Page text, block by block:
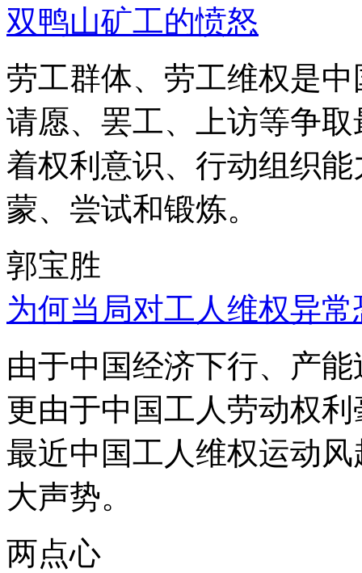
双鸭山矿工的愤怒
劳工群体、劳工维权是
请愿、罢工、上访等争
着权利意识、行动组织
蒙、尝试和锻炼。
郭宝胜
为何当局对工人维权异
由于中国经济下行、产
更由于中国工人劳动权
最近中国工人维权运动
大声势。
两点心